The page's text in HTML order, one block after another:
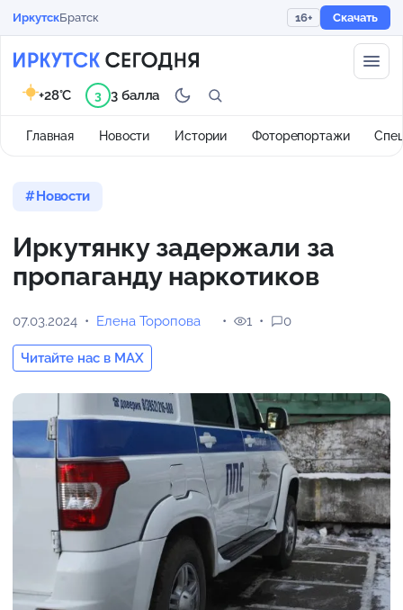
ИркутскБратск 16+ Скачать
Главная Новости Истории Фоторепортажи
+28°C 3 3 балла
Новости
Иркутянку задержали за
пропаганду наркотиков
07.03.2024 Елена Торопова
Читайте нас в MAX
1 0